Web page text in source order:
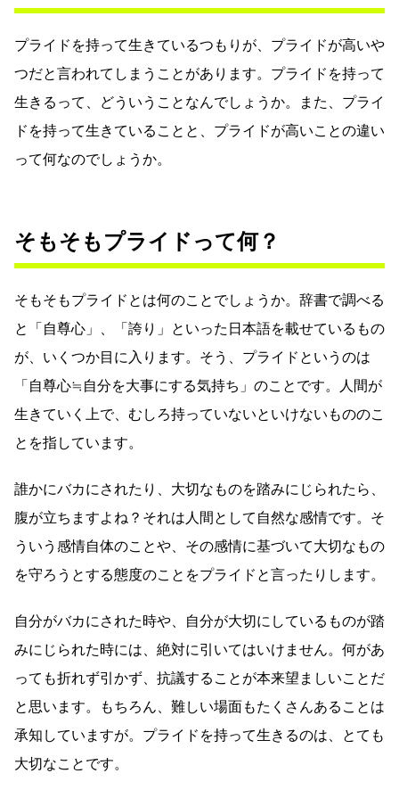
プライドを持って生きているつもりが、プライドが高いや
つだと言われてしまうことがあります。プライドを持って
生きるって、どういうことなんでしょうか。また、プライ
ドを持って生きていることと、プライドが高いことの違い
って何なのでしょうか。
そもそもプライドって何？
そもそもプライドとは何のことでしょうか。辞書で調べる
と「自尊心」、「誇り」といった日本語を載せているもの
が、いくつか目に入ります。そう、プライドというのは
「自尊心≒自分を大事にする気持ち」のことです。人間が
生きていく上で、むしろ持っていないといけないもののこ
とを指しています。
誰かにバカにされたり、大切なものを踏みにじられたら、
腹が立ちますよね？それは人間として自然な感情です。そ
ういう感情自体のことや、その感情に基づいて大切なもの
を守ろうとする態度のことをプライドと言ったりします。
自分がバカにされた時や、自分が大切にしているものが踏
みにじられた時には、絶対に引いてはいけません。何があ
っても折れず引かず、抗議することが本来望ましいことだ
と思います。もちろん、難しい場面もたくさんあることは
承知していますが。プライドを持って生きるのは、とても
大切なことです。